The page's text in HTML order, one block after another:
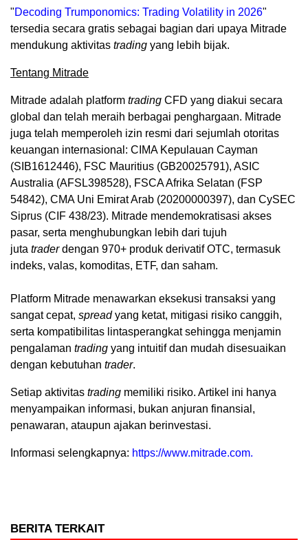
"Decoding Trumponomics: Trading Volatility in 2026"
tersedia secara gratis sebagai bagian dari upaya Mitrade
mendukung aktivitas trading yang lebih bijak.
Tentang Mitrade
Mitrade adalah platform trading CFD yang diakui secara
global dan telah meraih berbagai penghargaan. Mitrade
juga telah memperoleh izin resmi dari sejumlah otoritas
keuangan internasional: CIMA Kepulauan Cayman
(SIB1612446), FSC Mauritius (GB20025791), ASIC
Australia (AFSL398528), FSCA Afrika Selatan (FSP
54842), CMA Uni Emirat Arab (20200000397), dan CySEC
Siprus (CIF 438/23). Mitrade mendemokratisasi akses
pasar, serta menghubungkan lebih dari tujuh
juta traderdengan 970+ produk derivatif OTC, termasuk
indeks, valas, komoditas, ETF, dan saham.
Platform Mitrade menawarkan eksekusi transaksi yang
sangat cepat, spreadyang ketat, mitigasi risiko canggih,
serta kompatibilitas lintasperangkat sehingga menjamin
pengalaman trading yang intuitif dan mudah disesuaikan
dengan kebutuhan trader.
Setiap aktivitas trading memiliki risiko. Artikel ini hanya
menyampaikan informasi, bukan anjuran finansial,
penawaran, ataupun ajakan berinvestasi.
Informasi selengkapnya: https://www.mitrade.com.
BERITA TERKAIT